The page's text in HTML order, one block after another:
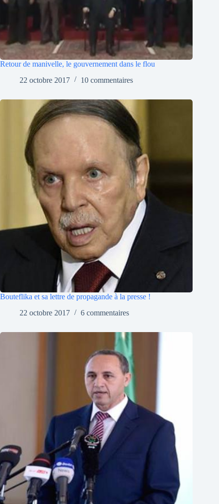
Retour de manivelle, le gouvernement dans le flou
22 octobre 2017
10 commentaires
Bouteflika et sa lettre de propagande à la presse !
22 octobre 2017
6 commentaires